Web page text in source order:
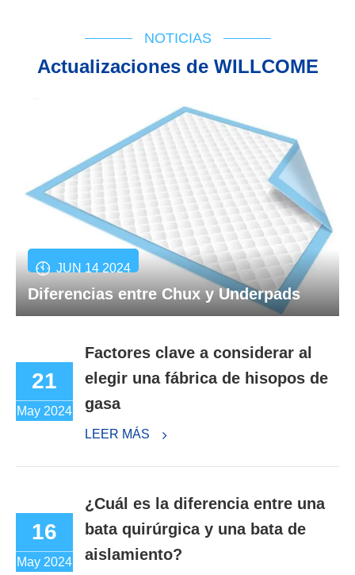
NOTICIAS
Actualizaciones de WILLCOME
JUN 14 2024
Diferencias entre Chux y Underpads
21
May 2024
Factores clave a considerar al
elegir una fábrica de hisopos de
gasa
LEER MÁS
16
May 2024
¿Cuál es la diferencia entre una
bata quirúrgica y una bata de
aislamiento?